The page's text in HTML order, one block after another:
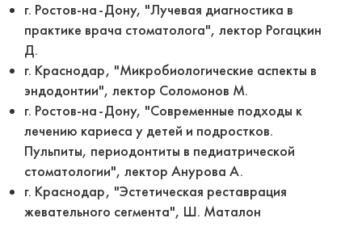
г. Ростов-на-Дону, "Лучевая диагностика в
практике врача стоматолога", лектор Рогацкин
Д.
г. Краснодар, "Микробиологические аспекты в
эндодонтии", лектор Соломонов М.
г. Ростов-на-Дону, "Современные подходы к
лечению кариеса у детей и подростков.
Пульпиты, периодонтиты в педиатрической
стоматологии", лектор Анурова А.
г. Краснодар, "Эстетическая реставрация
жевательного сегмента", Ш. Маталон